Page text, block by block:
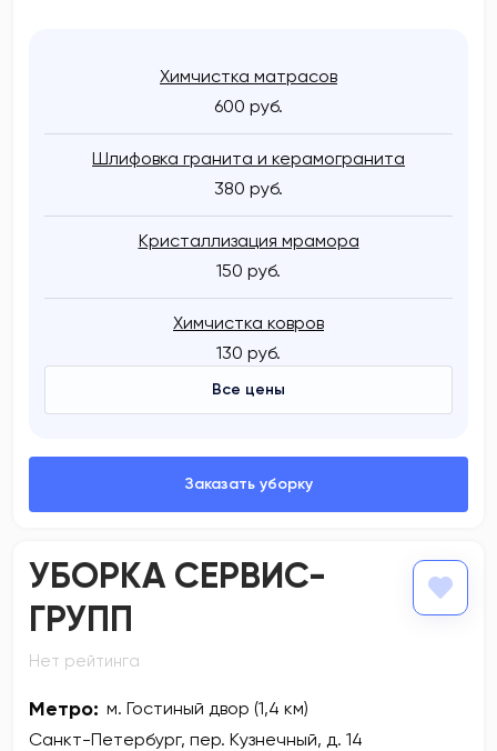
Химчистка матрасов
600 руб.
Шлифовка гранита и керамогранита
380 руб.
Кристаллизация мрамора
150 руб.
Химчистка ковров
130 руб.
Все цены
УБОРКА СЕРВИС-
ГРУПП
Нет рейтинга
Метро: м. Гостиный двор (1,4 км)
Санкт-Петербург, пер. Кузнечный, д. 14